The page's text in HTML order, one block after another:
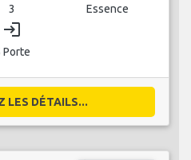
3 Essence
login
Porte
LES DÉTAILS...